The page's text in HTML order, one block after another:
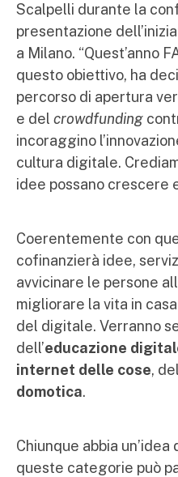
Scalpelli durante la
presentazione
a Milano. “Quest’anno
questo obiettivo, ha
percorso di apertura
e del crowdfunding
incoraggino
cultura digitale.
idee possano crescere
Coerentemente con
cofinanzierà idee,
avvicinare le persone
migliorare la vita in
del digitale. Verranno
dell’educazione
internet delle cose,
domotica.
Chiunque abbia un’idea
queste categorie può